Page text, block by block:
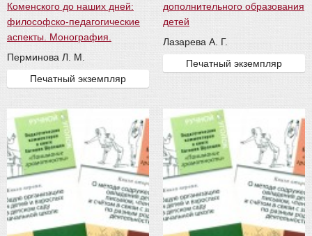
Коменского до наших дней:
философско-педагогические
аспекты. Монография.
Перминова Л. М.
Печатный экземпляр
дополнительного образования
детей
Лазарева А. Г.
Печатный экземпляр